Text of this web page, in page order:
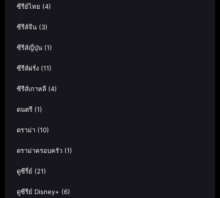
ซีรีย์ไทย (4)
ซีรีส์จีน (3)
ซีรีส์ญี่ปุ่น (1)
ซีรีส์ฝรั่ง (11)
ซีรีส์เกาหลี (4)
ดนตรี (1)
ดราม่า (10)
ดราม่าครอบครัว (1)
ดูซีรี่ย์ (21)
ดูซีรีย์ Disney+ (6)